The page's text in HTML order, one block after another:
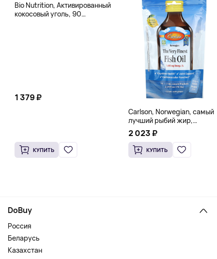
Bio Nutrition, Активированный
кокосовый уголь, 90
1 379 ₽
КУПИТЬ
Carlson, Norwegian, самый
лучший рыбий жир,
натуральный лимон, 15
пакетиков (5 мл) каждый
2 023 ₽
КУПИТЬ
DoBuy
Россия
Беларусь
Казахстан